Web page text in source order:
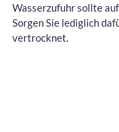
Wasserzufuhr sollte
Sorgen Sie lediglich
vertrocknet.